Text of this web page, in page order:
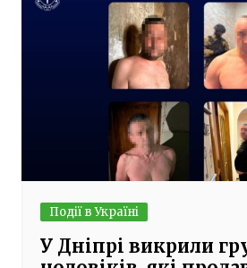
Події в Україні
У Дніпрі викрили